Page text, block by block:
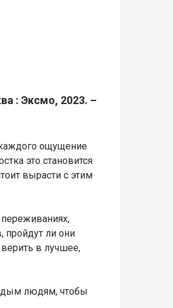
: Эксмо, 2023. –
каждого ощущение
это становится
вырасти с этим
пройдут ли они
верить в лучшее,
людям, чтобы